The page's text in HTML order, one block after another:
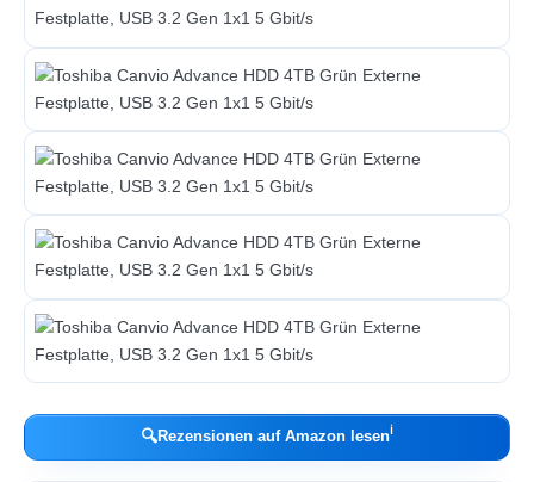
🔍Rezensionen auf Amazon lesenℹ︎